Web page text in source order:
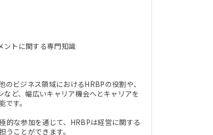
ントに関する専門知識
ビジネス領域におけるHRBPの役割や、
ど、幅広いキャリア機会へとキャリアを
す。
的な参加を通じて、HRBPは経営に関する
ことができます。